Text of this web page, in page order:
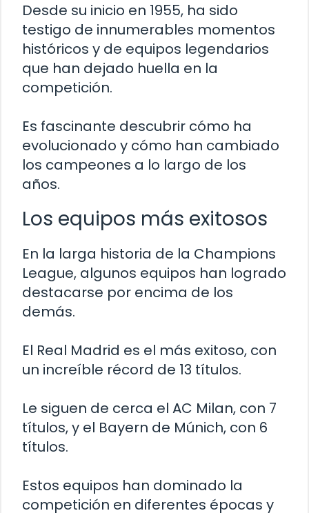
Desde su inicio en 1955, ha sido
testigo de innumerables momentos
históricos y de equipos legendarios
que han dejado huella en la
competición.
Es fascinante descubrir cómo ha
evolucionado y cómo han cambiado
los campeones a lo largo de los
años.
Los equipos más exitosos
En la larga historia de la Champions
League, algunos equipos han logrado
destacarse por encima de los
demás.
El Real Madrid es el más exitoso, con
un increíble récord de 13 títulos.
Le siguen de cerca el AC Milan, con 7
títulos, y el Bayern de Múnich, con 6
títulos.
Estos equipos han dominado la
competición en diferentes épocas y